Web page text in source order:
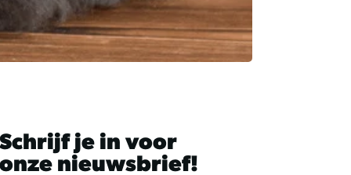
Schrijf je in voor
onze nieuwsbrief!